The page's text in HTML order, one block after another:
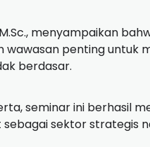
menyampaikan
wawasan penting untuk
berdasar.
seminar ini berhasil
sektor strategis